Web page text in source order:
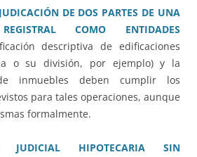
DE DOS PARTES DE UNA
COMO ENTIDADES
descriptiva de edificaciones
o su división, por ejemplo) y la
inmuebles deben cumplir los
para tales operaciones, aunque
formalmente.
JUDICIAL HIPOTECARIA SIN